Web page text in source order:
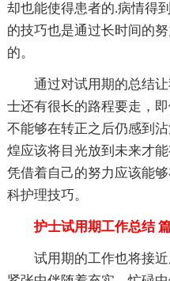
却也能使得患者的.病情得
的技巧也是通过长时间的
的。
通过对试用期的总结
士还有很长的路程要走，
不能够在转正之后仍感到
煌应该将目光放到未来才
凭借着自己的努力应该能
科护理技巧。
护士试用期工作总结
试用期的工作也将接